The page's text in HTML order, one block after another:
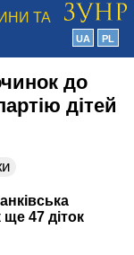
ТА
UA PL
до
дітей
47 діток